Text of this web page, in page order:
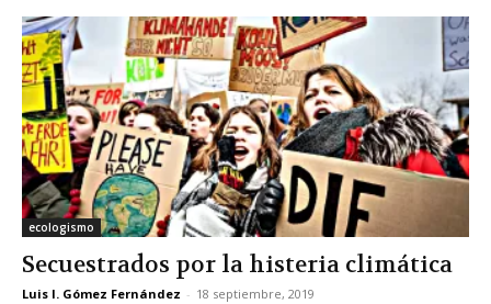
ecologismo
Secuestrados por la histeria climática
Luis I. Gómez Fernández - 18 septiembre, 2019